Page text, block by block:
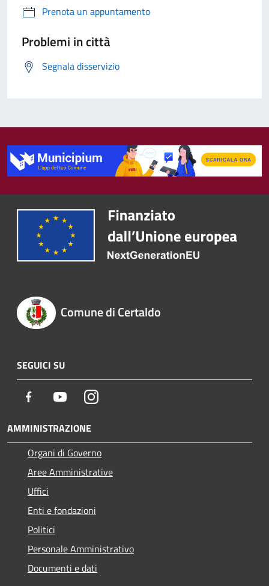
Prenota un appuntamento
Problemi in città
Segnala disservizio
Comune di Certaldo
SEGUICI SU
Facebook YoutubeInstagram
AMMINISTRAZIONE
Organi di Governo
Aree Amministrative
Uffici
Enti e fondazioni
Politici
Personale Amministrativo
Documenti e dati